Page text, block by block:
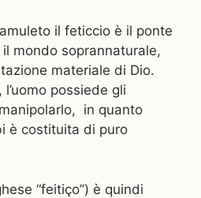
il feticcio è il ponte
il mondo soprannaturale,
materiale di Dio.
possiede gli
in quanto
è costituita di puro
“feitiço”) è quindi